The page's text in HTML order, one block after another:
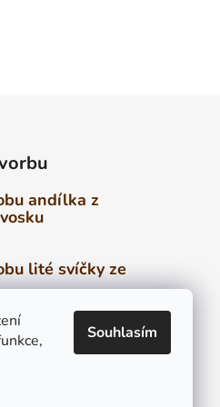
Souhlasím
andílka z
lité svíčky ze
stáčené
včelího vosku